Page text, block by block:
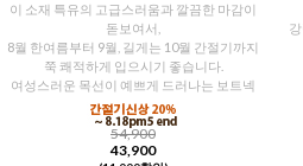
이 소재 특유의 고급스러움과 깔끔한 마감이
돋보여서,
8월 한여름부터 9월, 길게는 10월 간절기까지
쭉 쾌적하게 입으시기 좋습니다.
여성스러운 목선이 예쁘게 드러나는 보트넥
54,900
43,900